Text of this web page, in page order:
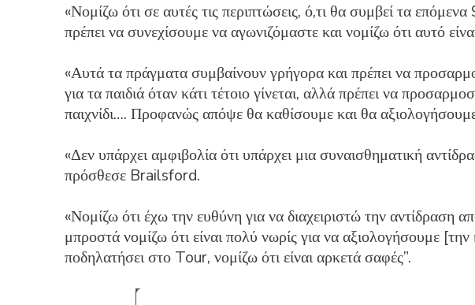
«Νομίζω ότι σε αυτές τις περιπτώσεις, ό,τι θα συμβεί τα
πρέπει να συνεχίσουμε να αγωνιζόμαστε και νομίζω ότι αυτό
«Αυτά τα πράγματα συμβαίνουν γρήγορα και πρέπει να
για τα παιδιά όταν κάτι τέτοιο γίνεται, αλλά πρέπει να
παιχνίδι…. Προφανώς απόψε θα καθίσουμε και θα
«Δεν υπάρχει αμφιβολία ότι υπάρχει μια συναισθηματική
πρόσθεσε Brailsford.
«Νομίζω ότι έχω την ευθύνη για να διαχειριστώ την αντίδραση
μπροστά νομίζω ότι είναι πολύ νωρίς για να αξιολογήσουμε
ποδηλατήσει στο Tour, νομίζω ότι είναι αρκετά σαφές”.